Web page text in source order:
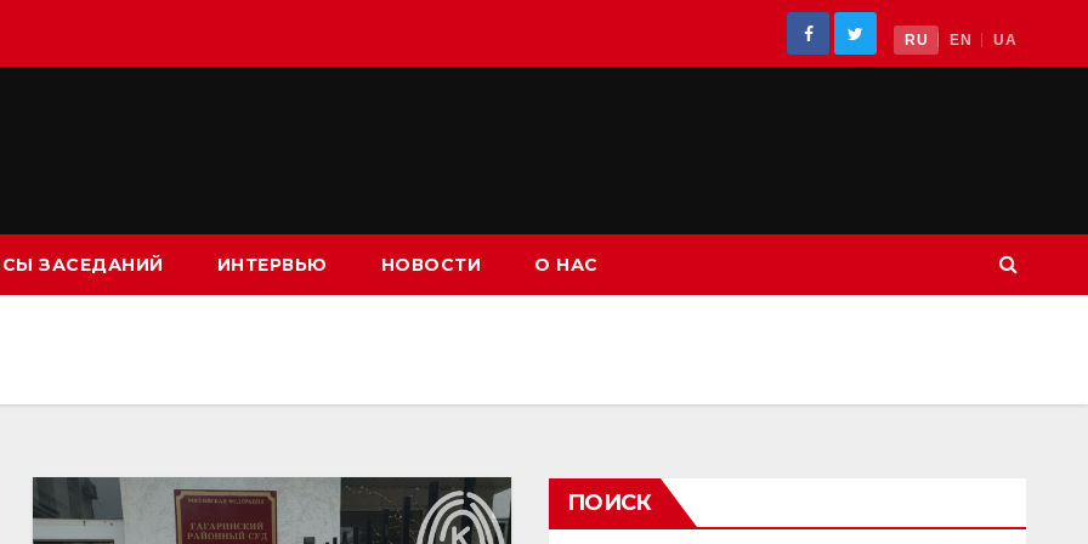
RU EN UA
ЗАСЕДАНИЙ ИНТЕРВЬЮ НОВОСТИ О НАС
ПОИСК